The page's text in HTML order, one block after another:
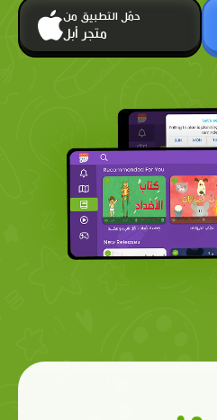
حمّل التطبيق من
متجر أبل